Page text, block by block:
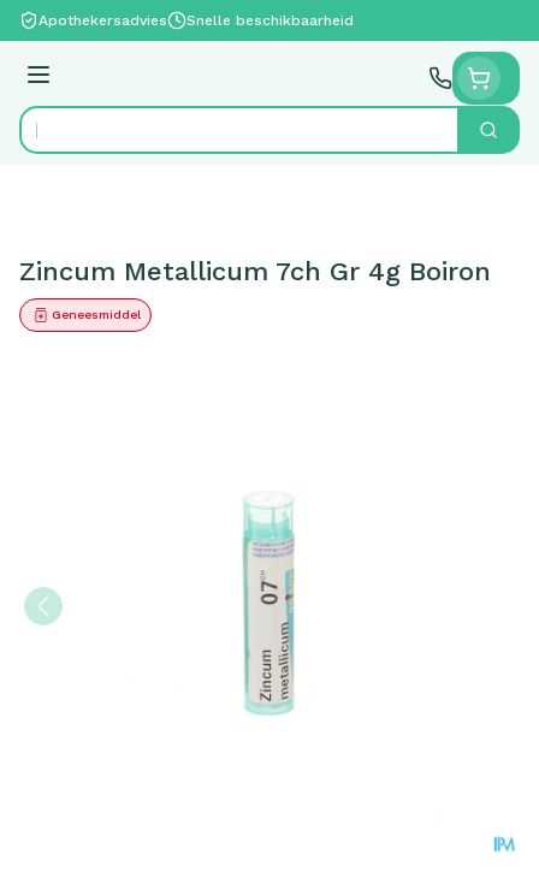
Ga naar de inhoud
Apothekersadvies Snelle beschikbaarheid
Menu
Product, merk, categorie... Zoek
Zincum Metallicum 7ch Gr 4g Boiron
Geneesmiddel